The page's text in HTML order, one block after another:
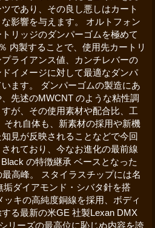
であり、その良し悪しはカート
影響を与えます。 オルトフォン
リッジのダンパーゴムを極めて
内製することで、使用先カートリ
ライアンス値、カンチレバーの
イメージに対して最適なダンパ
ます。 ダンパーゴムの製造にあ
先述のMWCNT のような粘性調
が、その使用素材や配合比、工
それ自体も、新素材の採用や新機
見が反映されることなどで今回
れており、今なお進化の最前線
の特徴継承 ベースとなった
高峰。 スタイラスチップには名
ダイアモンド・シバタ針を搭
キの高純度銅線を採用、ボディ
る最新の米GE 社製Lexan DMX
リーズの最高位に恥じぬ内容を誇